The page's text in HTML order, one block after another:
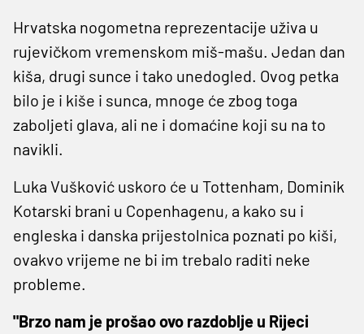
Hrvatska nogometna reprezentacije uživa u
rujevičkom vremenskom miš-mašu. Jedan dan
kiša, drugi sunce i tako unedogled. Ovog petka
bilo je i kiše i sunca, mnoge će zbog toga
zaboljeti glava, ali ne i domaćine koji su na to
navikli.
Luka Vušković uskoro će u Tottenham, Dominik
Kotarski brani u Copenhagenu, a kako su i
engleska i danska prijestolnica poznati po kiši,
ovakvo vrijeme ne bi im trebalo raditi neke
probleme.
"Brzo nam je prošao ovo razdoblje u Rijeci